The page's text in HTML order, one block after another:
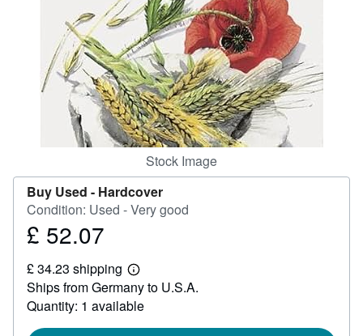
Stock Image
Buy Used - Hardcover
Condition: Used - Very good
Price
52.07
£ 52.07
£ 34.23 shipping
Learn
more
about
shipping
Ships from Germany to U.S.A.
Quantity: 1 available